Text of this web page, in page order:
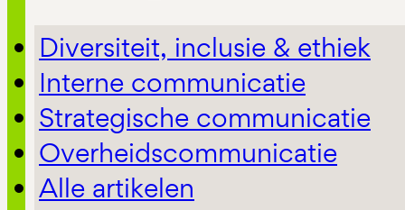
Diversiteit, inclusie & ethiek
Interne communicatie
Strategische communicatie
Overheidscommunicatie
Alle artikelen